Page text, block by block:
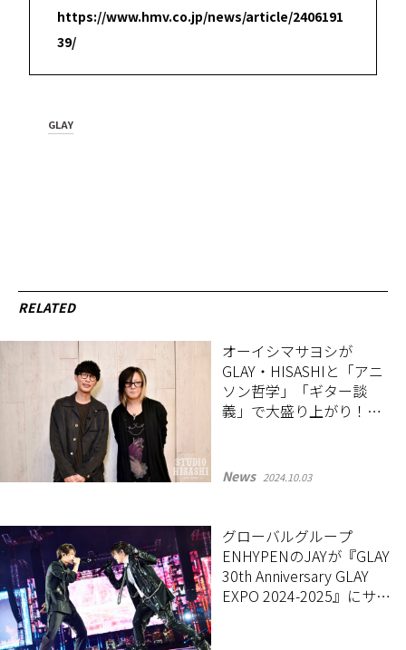
https://www.hmv.co.jp/news/article/2406191
39/
GLAY
RELATED
オーイシマサヨシが
GLAY・HISASHIと「アニ
ソン哲学」「ギター談
義」で大盛り上がり！
News 2024.10.03
グローバルグループ
ENHYPENのJAYが『GLAY
30th Anniversary GLAY
EXPO 2024-2025』にサプ